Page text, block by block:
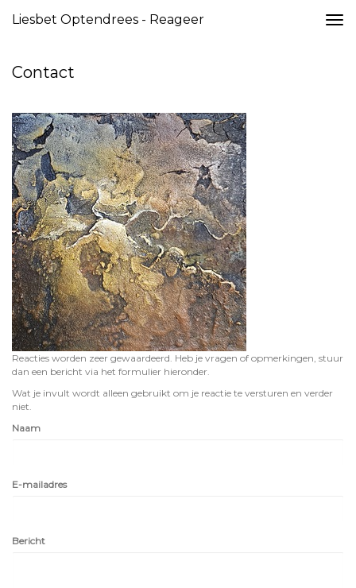
Liesbet Optendrees - Reageer
Contact
Reacties worden zeer gewaardeerd. Heb je vragen of opmerkingen, stuur
dan een bericht via het formulier hieronder.
Wat je invult wordt alleen gebruikt om je reactie te versturen en verder
niet.
Naam
E-mailadres
Bericht